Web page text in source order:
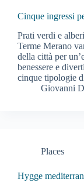
Cinque ingressi
Prati verdi e
Terme Merano
della città per
benessere e
cinque tipologie
Giovanni
Places
Hygge